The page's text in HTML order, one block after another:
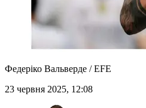
Федеріко Вальверде / EFE
23 червня 2025, 12:08